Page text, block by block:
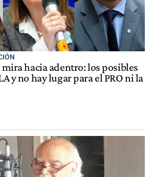
hacia adentro: los posibles
y no hay lugar para el PRO ni la